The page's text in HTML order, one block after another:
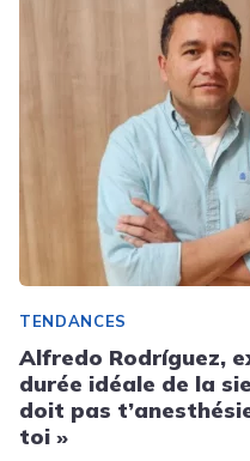
TENDANCES
Alfredo Rodríguez,
durée idéale de la
doit pas
toi »